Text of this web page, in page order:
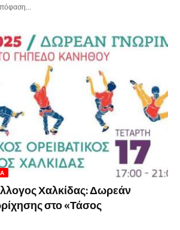
Χαλκίδας: Δωρεάν
στο «Τάσος